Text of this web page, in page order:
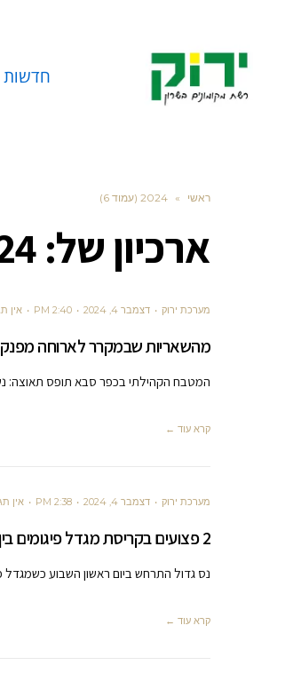
חדשות
ראשי » 2024 (עמוד 6)
ארכיון של:
מערכת ירוק דצמבר 4, 2024 2:40 PM אין
מהשאריות שבמקרר לארוחה
המטבח הקהילתי בכפר סבא תופס תאוצה: נשארו לכם כמה חצי כרובית, 2
קרא עוד ←
מערכת ירוק דצמבר 4, 2024 2:38 PM אין
2 פצועים בקריסת מגדל פיגומים בין 8 קומות ברחוב החקלאי
נס גדול התרחש ביום ראשון השבוע כשמגדל פיגומים המתנשא לגובה של 8
קרא עוד ←